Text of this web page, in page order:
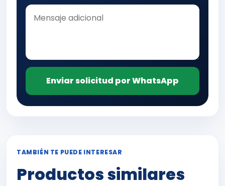
Enviar solicitud por WhatsApp
TAMBIÉN TE PUEDE INTERESAR
Productos similares